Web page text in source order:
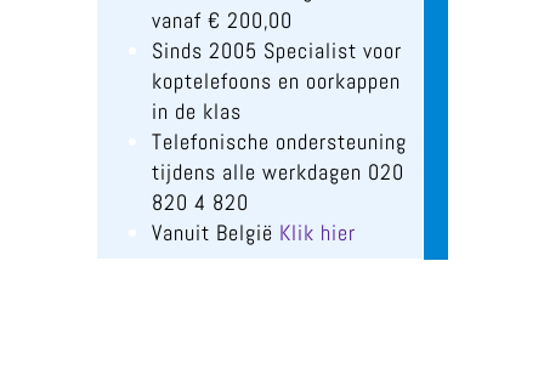
vanaf € 200,00
Sinds 2005 Specialist voor
koptelefoons en oorkappen
in de klas
Telefonische ondersteuning
tijdens alle werkdagen 020
820 4 820
Vanuit België Klik hier